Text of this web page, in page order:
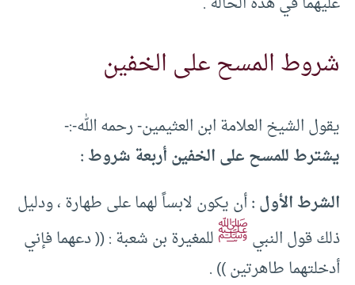
شروط المسح على الخفين
يقول الشيخ العلامة ابن العثيمين- رحمه الله-:-
يشترط للمسح على الخفين أربعة شروط :
الشرط الأول :أن يكون لابساً لهما على طهارة ، ودليل
ذلك قول النبيﷺللمغيرة بن شعبة : (( دعهما فإني
أدخلتهما طاهرتين )) .